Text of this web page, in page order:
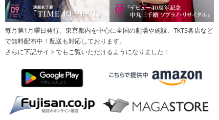
毎月第1月曜日発行。東京都内を中心に全国の劇場や施設、TKTS各店など
で無料配布中！配送も対応しております。
さらに下記サイトでもご覧いただけるようになりました！